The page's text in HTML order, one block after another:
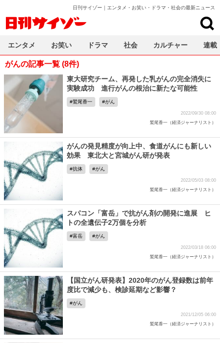
日刊サイゾー｜エンタメ・お笑い・ドラマ・社会の最新ニュース
がんの記事一覧 (8件)
東大研究チーム、再発した乳がんの完全消失に
実験成功 進行がんの根治に新たな可能性
鷲尾香一 がん
2022/09/30 08:00
鷲尾香一（経済ジャーナリスト）
がんの発見精度が向上中、食道がんにも新しい
効果 東北大と宮城がん研が発表
抗体 がん
2022/05/03 08:00
鷲尾香一（経済ジャーナリスト）
スパコン「富岳」で抗がん剤の開発に進展 ヒ
トの全遺伝子2万個を分析
富岳 がん
2022/03/18 06:00
鷲尾香一（経済ジャーナリスト）
【国立がん研発表】2020年のがん登録数は前年
度比で減少も、検診延期など影響？
がん
2021/12/05 06:00
鷲尾香一（経済ジャーナリスト）
エンタメ お笑い ドラマ 社会 カルチャー 連載